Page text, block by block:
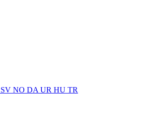
SV NO DA UR HU TR